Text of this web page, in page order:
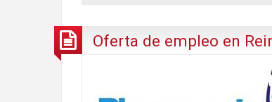
Oferta de empleo en